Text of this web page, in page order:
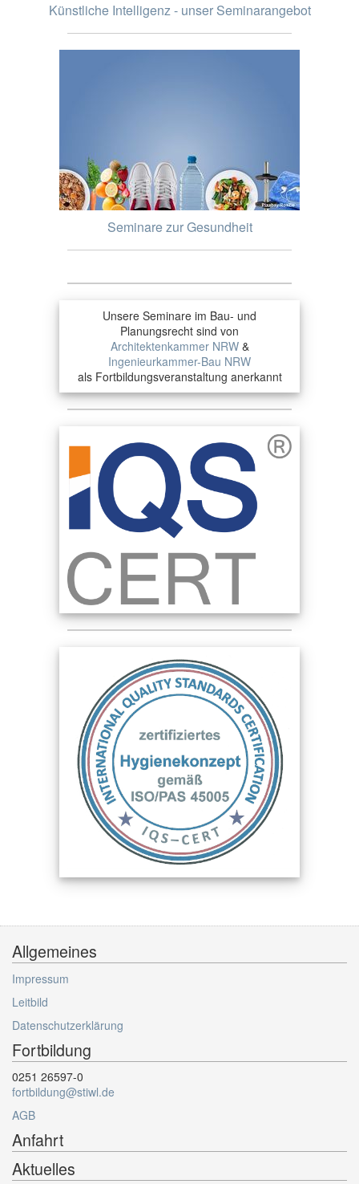
Künstliche Intelligenz - unser Seminarangebot
Seminare zur Gesundheit
Unsere Seminare im Bau- und
Planungsrecht sind von
Architektenkammer NRW&
Ingenieurkammer-Bau NRW
als Fortbildungsveranstaltung anerkannt
Allgemeines
Impressum
Leitbild
Datenschutzerklärung
Fortbildung
0251 26597-0
fortbildung@stiwl.de
AGB
Anfahrt
Aktuelles